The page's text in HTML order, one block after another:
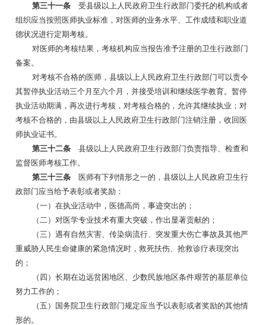
第三十一条
受县级以上人民政府卫生行政部门委托的机构或者
组织应当按照医师执业标准，对医师的业务水平、工作成绩和职业道
德状况进行定期考核。
对医师的考核结果，考核机构应当报告准予注册的卫生行政部门
备案。
对考核不合格的医师，县级以上人民政府卫生行政部门可以责令
其暂停执业活动三个月至六个月，并接受培训和继续医学教育。暂停
执业活动期满，再次进行考核，对考核合格的，允许其继续执业；对
考核不合格的，由县级以上人民政府卫生行政部门注销注册，收回医
师执业证书。
第三十二条
县级以上人民政府卫生行政部门负责指导、检查和
监督医师考核工作。
第三十三条
医师有下列情形之一的，县级以上人民政府卫生行
政部门应当给予表彰或者奖励：
（一）在执业活动中，医德高尚，事迹突出的；
（二）对医学专业技术有重大突破，作出显著贡献的；
（三）遇有自然灾害、传染病流行、突发重大伤亡事故及其他严
重威胁人民生命健康的紧急情况时，救死扶伤、抢救诊疗表现突出
的；
（四）长期在边远贫困地区、少数民族地区条件艰苦的基层单位
努力工作的；
（五）国务院卫生行政部门规定应当予以表彰或者奖励的其他情
形的。